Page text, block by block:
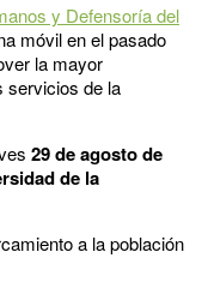
y Defensoría del
móvil en el pasado
la mayor
servicios de la
29 de agosto de
de la
a la población